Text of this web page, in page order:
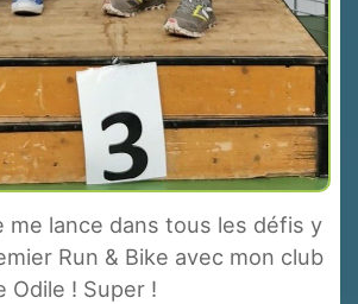
me lance dans tous les défis y
Run & Bike avec mon club
Odile ! Super !